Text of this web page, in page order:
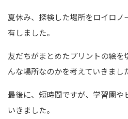
夏休み、探検した場所をロイロ
有しました。
友だちがまとめたプリントの絵
んな場所なのかを考えていきまし
最後に、短時間ですが、学習園や
いきました。